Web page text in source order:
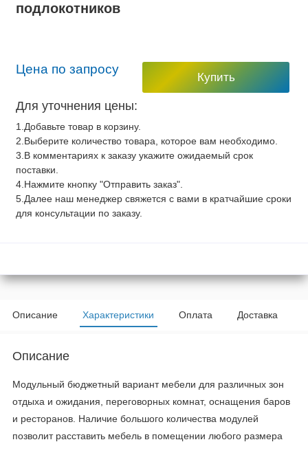
подлокотников
Цена по запросу
Купить
Для уточнения цены:
1.Добавьте товар в корзину.
2.Выберите количество товара, которое вам необходимо.
3.В комментариях к заказу укажите ожидаемый срок
поставки.
4.Нажмите кнопку "Отправить заказ".
5.Далее наш менеджер свяжется с вами в кратчайшие сроки
для консультации по заказу.
Описание Характеристики Оплата Доставка
Описание
Модульный бюджетный вариант мебели для различных зон
отдыха и ожидания, переговорных комнат, оснащения баров
и ресторанов. Наличие большого количества модулей
позволит расставить мебель в помещении любого размера